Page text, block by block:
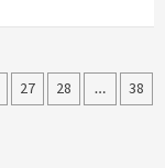
27 28 …
38